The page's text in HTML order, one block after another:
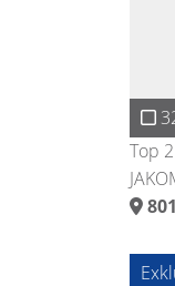
Top